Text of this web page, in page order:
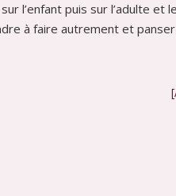
l’enfant puis sur l’adulte et
à faire autrement et